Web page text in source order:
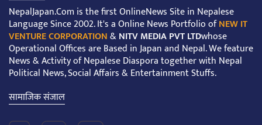
NepalJapan.Com is the first OnlineNews Site in Nepalese
Language Since 2002. It's a Online News Portfolio ofNEW IT
VENTURE CORPORATION&NITV MEDIA PVT LTDwhose
Operational Offices are Based in Japan and Nepal. We feature
News & Activity of Nepalese Diaspora together with Nepal
Political News, Social Affairs & Entertainment Stuffs.
सामाजिक संजाल